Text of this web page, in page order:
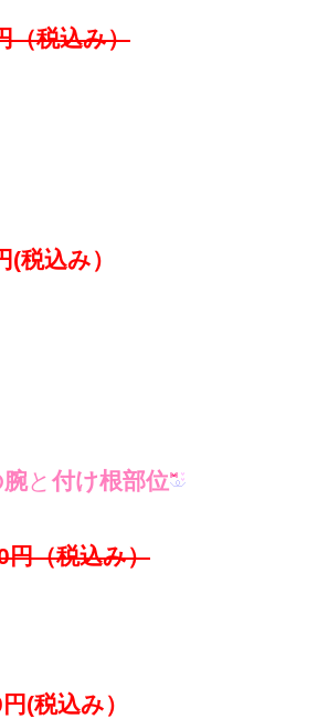
（税込み）
税込み）
腕と 付け根部位
（税込み）
(税込み）